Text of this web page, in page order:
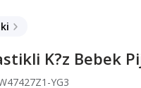
K?z Bebek
YG3